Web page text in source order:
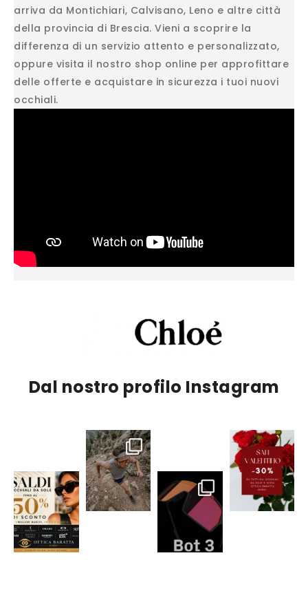
arriva da Montichiari, Calvisano, Leno e altre città
della provincia di Brescia. Vieni a scoprire la
differenza di un servizio attento e personalizzato,
oppure visita il nostro shop online per approfittare
delle offerte e acquistare in sicurezza i tuoi nuovi
occhiali.
Dal nostro profilo Instagram